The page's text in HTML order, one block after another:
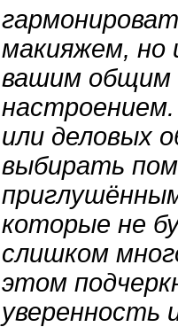
макияжем, но
вашим общим
или деловых
выбирать
которые не
слишком
этом
уверенность